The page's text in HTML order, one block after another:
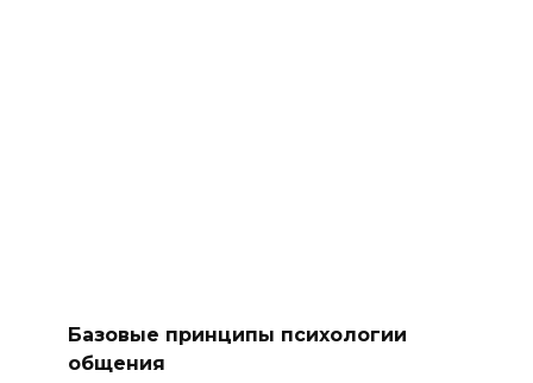
Базовые принципы психологии
общения